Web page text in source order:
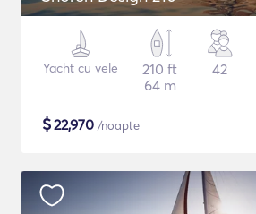
Yacht cu vele
210 ft
64 m
42
$22,970 /noapte